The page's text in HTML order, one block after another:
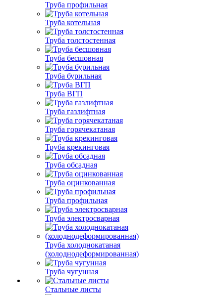
Труба профильная
Труба котельная
Труба толстостенная
Труба бесшовная
Труба бурильная
Труба ВГП
Труба газлифтная
Труба горячекатаная
Труба крекинговая
Труба обсадная
Труба оцинкованная
Труба профильная
Труба электросварная
Труба холоднокатаная
(холоднодеформированная)
Труба чугунная
Стальные листы